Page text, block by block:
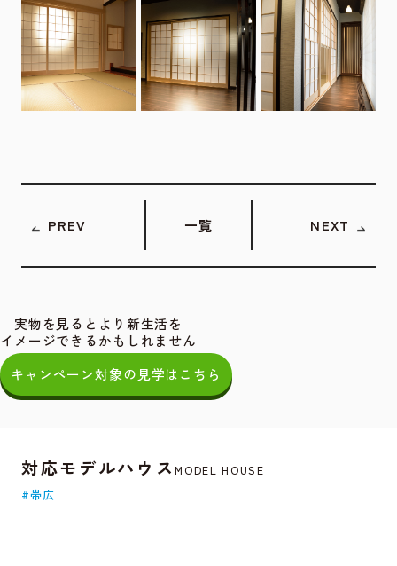
PREV 一覧 NEXT
実物を見るとより新生活を
イメージできるかもしれません
キャンペーン対象の見学はこちら
対応モデルハウスMODEL HOUSE
#帯広